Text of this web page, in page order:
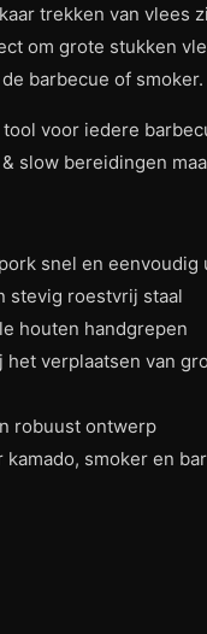
trekken van vlees
om grote stukken
barbecue of smoker.
tool voor iedere
slow bereidingen
snel en eenvoudig
stevig roestvrij staal
houten handgrepen
het verplaatsen van
robuust ontwerp
smoker en